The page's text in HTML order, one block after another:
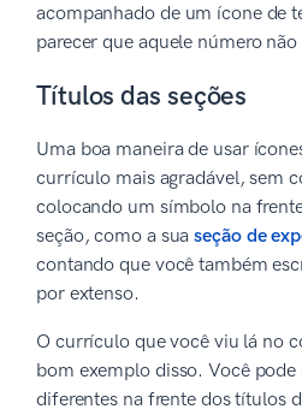
acompanhado de um ícone de
parecer que aquele número não
Títulos das seções
Uma boa maneira de usar
currículo mais agradável, sem
colocando um símbolo na
seção, como a suaseção de
contando que você também
por extenso.
O currículo que você viu lá no
bom exemplo disso. Você
diferentes na frente dos títulos